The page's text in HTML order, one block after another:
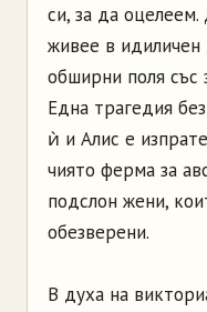
си, за да
живее в
обширни поля със
Една трагедия
ѝ и Алис е
чиято ферма за
подслон жени,
обезверени.
В духа на